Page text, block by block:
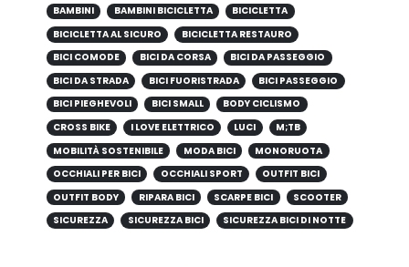
BAMBINI
BAMBINI BICICLETTA
BICICLETTA
BICICLETTA AL SICURO
BICICLETTA RESTAURO
BICI COMODE
BICI DA CORSA
BICI DA PASSEGGIO
BICI DA STRADA
BICI FUORISTRADA
BICI PASSEGGIO
BICI PIEGHEVOLI
BICI SMALL
BODY CICLISMO
CROSS BIKE
I LOVE ELETTRICO LUCI
M;TB
MOBILITÀ SOSTENIBILE
MODA BICI
MONORUOTA
OCCHIALI PER BICI
OCCHIALI SPORT
OUTFIT BICI
OUTFIT BODY
RIPARA BICI SCARPE BICI
SCOOTER
SICUREZZA
SICUREZZA BICI SICUREZZA BICI DI NOTTE